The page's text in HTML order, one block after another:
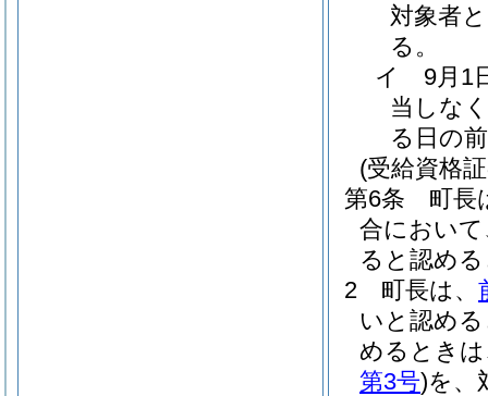
対象者
る。
イ
9月1
当しな
る日の
(受給資格
第6条
町長
合におい
ると認め
2
町長は、
いと認め
めるとき
第3号)を、